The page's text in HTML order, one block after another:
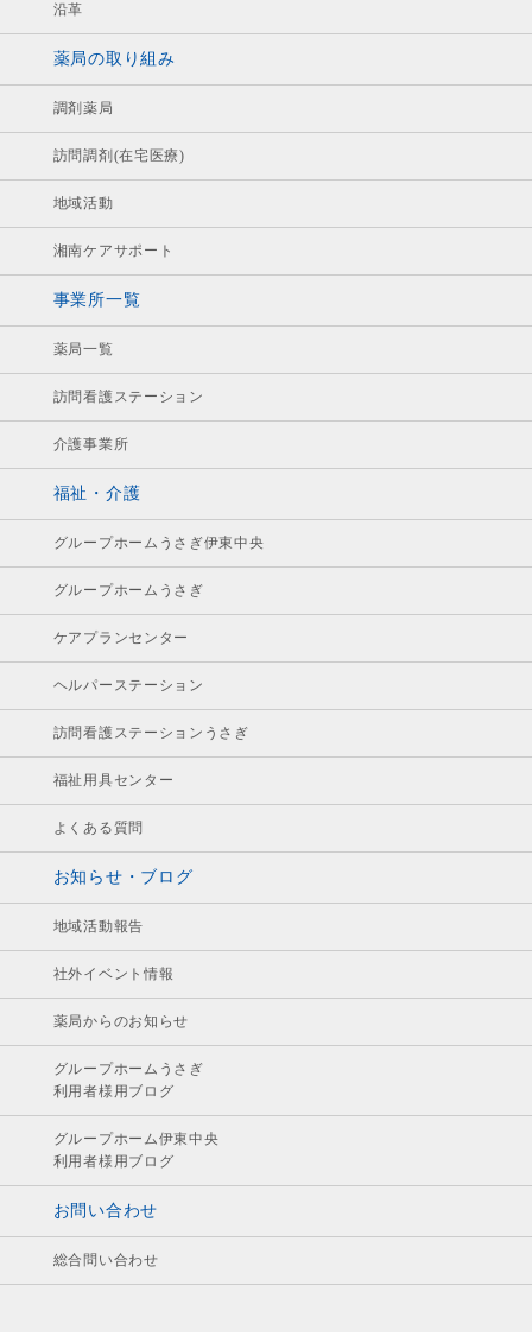
沿革
薬局の取り組み
調剤薬局
訪問調剤(在宅医療)
地域活動
湘南ケアサポート
事業所一覧
薬局一覧
訪問看護ステーション
介護事業所
福祉・介護
グループホームうさぎ伊東中央
グループホームうさぎ
ケアプランセンター
ヘルパーステーション
訪問看護ステーションうさぎ
福祉用具センター
よくある質問
お知らせ・ブログ
地域活動報告
社外イベント情報
薬局からのお知らせ
グループホームうさぎ
利用者様用ブログ
グループホーム伊東中央
利用者様用ブログ
お問い合わせ
総合問い合わせ